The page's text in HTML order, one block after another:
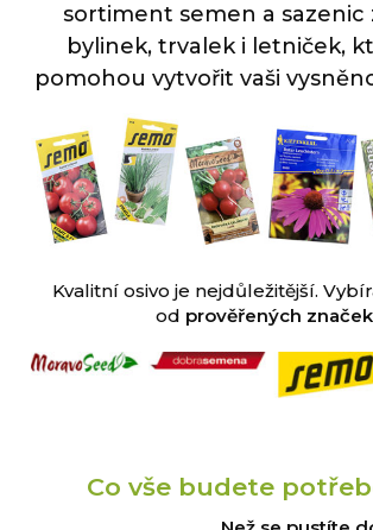
sortiment semen a sazenic
bylinek, trvalek i letniček,
pomohou vytvořit vaši
Kvalitní osivo je nejdůležitější.
od prověřených zna
Co vše budete